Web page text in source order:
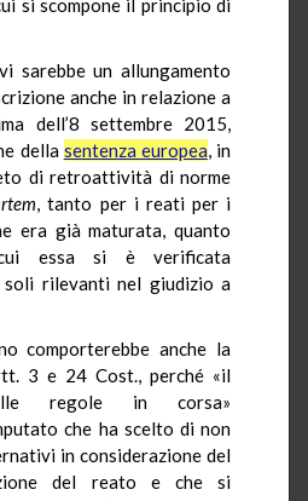
si scompone il principio di
sarebbe un allungamento
anche in relazione a
dell’8 settembre 2015,
della sentenza europea, in
di retroattività di norme
, tanto per i reati per i
era già maturata, quanto
essa si è verificata
soli rilevanti nel giudizio a
comporterebbe anche la
3 e 24 Cost., perché «il
regole in corsa»
che ha scelto di non
in considerazione del
del reato e che si